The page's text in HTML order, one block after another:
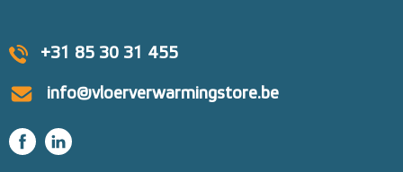
+31 85 30 31 455
info@vloerverwarmingstore.be